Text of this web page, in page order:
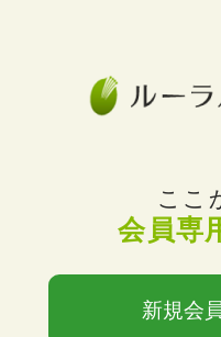
ここ
会員専
新規会